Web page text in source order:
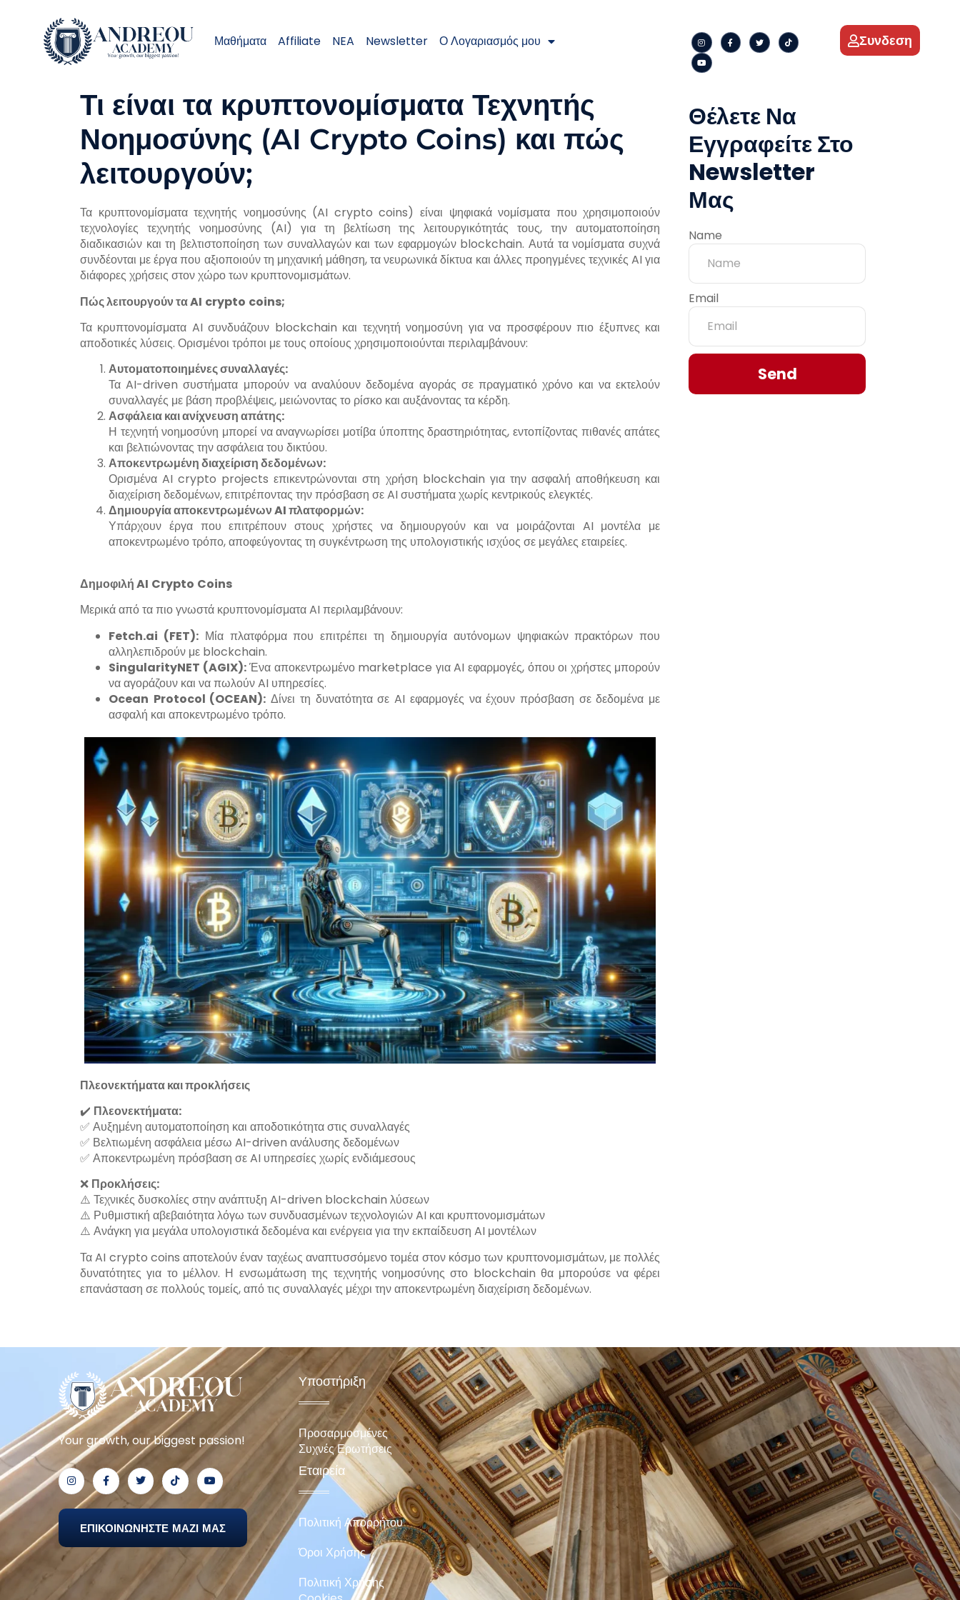
Μαθήματα Affiliate NEA Newsletter Ο Λογαριασμός μου Συνδεση
Τι είναι τα κρυπτονομίσματα Τεχνητής
Νοημοσύνης (AI Crypto Coins) και πώς
λειτουργούν;
Τα κρυπτονομίσματα τεχνητής νοημοσύνης (AI crypto coins) είναι ψηφιακά νομίσματα που χρησιμοποιούν
τεχνολογίες τεχνητής νοημοσύνης (AI) για τη βελτίωση της λειτουργικότητάς τους, την αυτοματοποίηση
διαδικασιών και τη βελτιστοποίηση των συναλλαγών και των εφαρμογών blockchain. Αυτά τα νομίσματα συχνά
συνδέονται με έργα που αξιοποιούν τη μηχανική μάθηση, τα νευρωνικά δίκτυα και άλλες προηγμένες τεχνικές AI για
διάφορες χρήσεις στον χώρο των κρυπτονομισμάτων.
Πώς λειτουργούν ταAI crypto coins;
Τα κρυπτονομίσματα AI συνδυάζουν blockchain και τεχνητή νοημοσύνη για να προσφέρουν πιο έξυπνες και
αποδοτικές λύσεις. Ορισμένοι τρόποι με τους οποίους χρησιμοποιούνται περιλαμβάνουν:
Αυτοματοποιημένες συναλλαγές:
Τα AI-driven συστήματα μπορούν να αναλύουν δεδομένα αγοράς σε πραγματικό χρόνο και να εκτελούν
συναλλαγές με βάση προβλέψεις, μειώνοντας το ρίσκο και αυξάνοντας τα κέρδη.
Ασφάλεια και ανίχνευση απάτης:
Η τεχνητή νοημοσύνη μπορεί να αναγνωρίσει μοτίβα ύποπτης δραστηριότητας, εντοπίζοντας πιθανές απάτες
και βελτιώνοντας την ασφάλεια του δικτύου.
Αποκεντρωμένη διαχείριση δεδομένων:
Ορισμένα AI crypto projects επικεντρώνονται στη χρήση blockchain για την ασφαλή αποθήκευση και
διαχείριση δεδομένων, επιτρέποντας την πρόσβαση σε AI συστήματα χωρίς κεντρικούς ελεγκτές.
Δημιουργία αποκεντρωμένωνAIπλατφορμών:
Υπάρχουν έργα που επιτρέπουν στους χρήστες να δημιουργούν και να μοιράζονται AI μοντέλα με
αποκεντρωμένο τρόπο, αποφεύγοντας τη συγκέντρωση της υπολογιστικής ισχύος σε μεγάλες εταιρείες.
ΔημοφιλήAI Crypto Coins
Μερικά από τα πιο γνωστά κρυπτονομίσματα AI περιλαμβάνουν:
Fetch.ai (FET):Μία πλατφόρμα που επιτρέπει τη δημιουργία αυτόνομων ψηφιακών πρακτόρων που
αλληλεπιδρούν με blockchain.
SingularityNET (AGIX):Ένα αποκεντρωμένο marketplace για AI εφαρμογές, όπου οι χρήστες μπορούν
να αγοράζουν και να πωλούν AI υπηρεσίες.
Ocean Protocol (OCEAN): Δίνει τη δυνατότητα σε AI εφαρμογές να έχουν πρόσβαση σε δεδομένα με
ασφαλή και αποκεντρωμένο τρόπο.
Πλεονεκτήματα και προκλήσεις
✔️ Πλεονεκτήματα:
✅ Αυξημένη αυτοματοποίηση και αποδοτικότητα στις συναλλαγές
✅ Βελτιωμένη ασφάλεια μέσω AI-driven ανάλυσης δεδομένων
✅ Αποκεντρωμένη πρόσβαση σε AI υπηρεσίες χωρίς ενδιάμεσους
❌ Προκλήσεις:
⚠️ Τεχνικές δυσκολίες στην ανάπτυξη AI-driven blockchain λύσεων
⚠️ Ρυθμιστική αβεβαιότητα λόγω των συνδυασμένων τεχνολογιών AI και κρυπτονομισμάτων
⚠️ Ανάγκη για μεγάλα υπολογιστικά δεδομένα και ενέργεια για την εκπαίδευση AI μοντέλων
Τα AI crypto coins αποτελούν έναν ταχέως αναπτυσσόμενο τομέα στον κόσμο των κρυπτονομισμάτων, με πολλές
δυνατότητες για το μέλλον. Η ενσωμάτωση της τεχνητής νοημοσύνης στο blockchain θα μπορούσε να φέρει
επανάσταση σε πολλούς τομείς, από τις συναλλαγές μέχρι την αποκεντρωμένη διαχείριση δεδομένων.
Θέλετε Να
Εγγραφείτε Στο
Newsletter
Μας
Name
Email
Send
Your growth, our biggest passion!
ΕΠΙΚΟΙΝΩΝΗΣΤΕ ΜΑΖΙ ΜΑΣ
Υποστήριξη
Προσαρμοσμένες
Συχνές Ερωτήσεις
Εταιρεία
Πολιτική Απορρήτου
Όροι Χρήσης
Πολιτική Χρήσης